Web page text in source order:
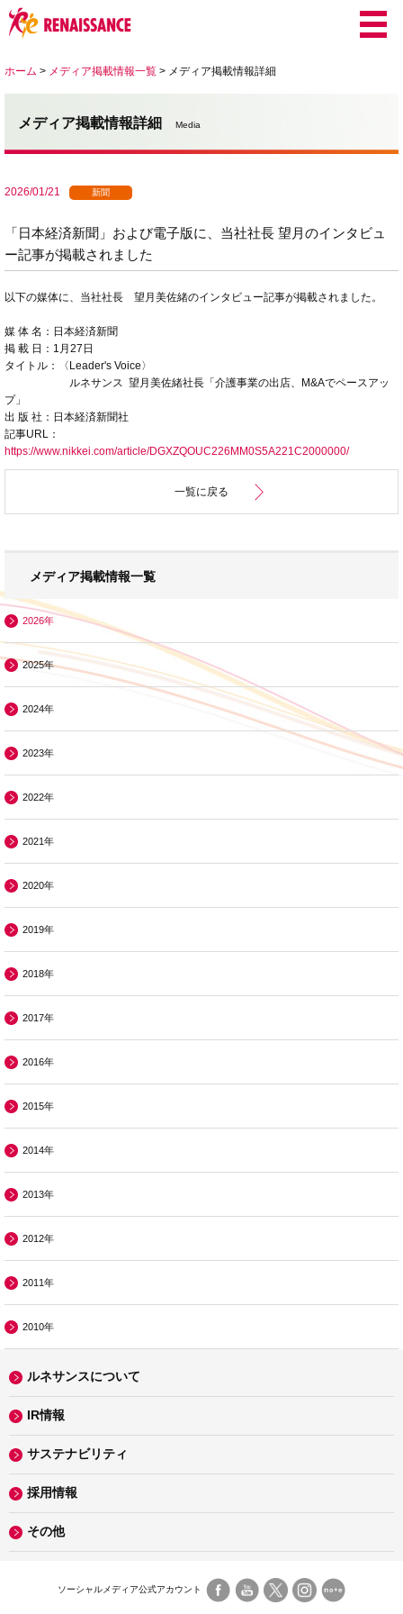
ホーム > メディア掲載情報一覧 > メディア掲載情報詳細
メディア掲載情報詳細 Media
2026/01/21 新聞
「日本経済新聞」および電子版に、当社社長 望月のインタビュ
ー記事が掲載されました
以下の媒体に、当社社長 望月美佐緒のインタビュー記事が掲載されました。
媒 体 名：日本経済新聞
掲 載 日：1月27日
タイトル：〈Leader's Voice〉
ルネサンス 望月美佐緒社長「介護事業の出店、M&Aでペースアッ
プ」
出 版 社：日本経済新聞社
記事URL：
https://www.nikkei.com/article/DGXZQOUC226MM0S5A221C2000000/
一覧に戻る
メディア掲載情報一覧
2026年
2025年
2024年
2023年
2022年
2021年
2020年
2019年
2018年
2017年
2016年
2015年
2014年
2013年
2012年
2011年
2010年
ルネサンスについて
IR情報
サステナビリティ
採用情報
その他
ソーシャルメディア公式アカウント